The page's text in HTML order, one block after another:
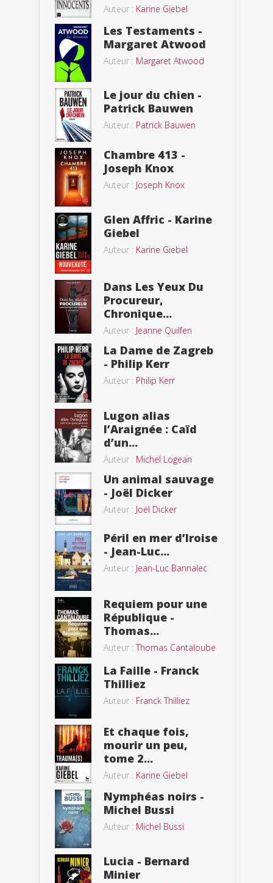
Auteur : Karine Giebel
Les Testaments -
Margaret Atwood
Auteur : Margaret Atwood
Le jour du chien -
Patrick Bauwen
Auteur : Patrick Bauwen
Chambre 413 -
Joseph Knox
Auteur : Joseph Knox
Glen Affric - Karine
Giebel
Auteur : Karine Giebel
Dans Les Yeux Du
Procureur,
Chronique...
Auteur : Jeanne Quilfen
La Dame de Zagreb
- Philip Kerr
Auteur : Philip Kerr
Lugon alias
l’Araignée : Caïd
d’un...
Auteur : Michel Logean
Un animal sauvage
- Joël Dicker
Auteur : Joël Dicker
Péril en mer d’Iroise
- Jean-Luc...
Auteur : Jean-Luc Bannalec
Requiem pour une
République -
Thomas...
Auteur :Thomas Cantaloube
La Faille - Franck
Thilliez
Auteur : Franck Thilliez
Et chaque fois,
mourir un peu,
tome 2...
Auteur : Karine Giebel
Nymphéas noirs -
Michel Bussi
Auteur : Michel Bussi
Lucia - Bernard
Minier